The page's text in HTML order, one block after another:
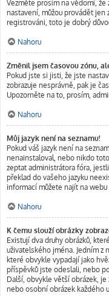
Vezměte prosím na vědomí,
nastavení, můžou provádět
registrováni, toto je dobrý
Nahoru
Změnil jsem časovou zónu,
Pokud jste si jisti, že jste
zobrazuje nesprávně, pak je
Upozorněte na to, prosím,
Nahoru
Můj jazyk není na seznamu!
Pokud váš jazyk není na
nenainstaloval, nebo nikdo
zeptat administrátora fóra,
překlad do vašeho jazyku
informací můžete najít na webu
Nahoru
K čemu slouží obrázky
Existují dva druhy obrázků,
uživatelského jména. Jedním z
které obvykle vypadají jako
příspěvků jste odeslali, nebo
Další, obvykle větší obrázek,
nebo osobní obrázek každého